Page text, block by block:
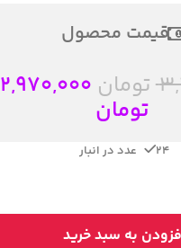
قیمت محصول
تومان 2,970,000
تومان
24 عدد در انبار
به سبد خرید